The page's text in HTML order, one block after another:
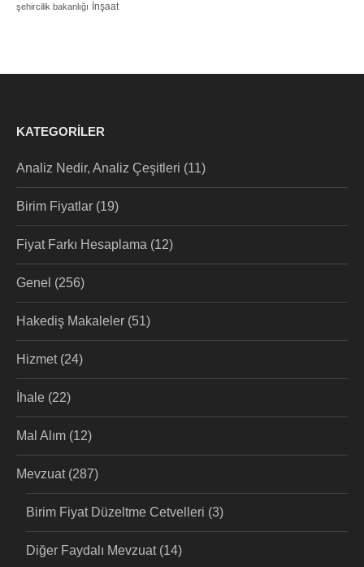
şehircilik bakanlığı
İnşaat
KATEGORILER
Analiz Nedir, Analiz Çeşitleri (11)
Birim Fiyatlar (19)
Fiyat Farkı Hesaplama (12)
Genel (256)
Hakediş Makaleler (51)
Hizmet(24)
İhale (22)
Mal Alım (12)
Mevzuat(287)
Birim Fiyat Düzeltme Cetvelleri (3)
Diğer Faydalı Mevzuat(14)